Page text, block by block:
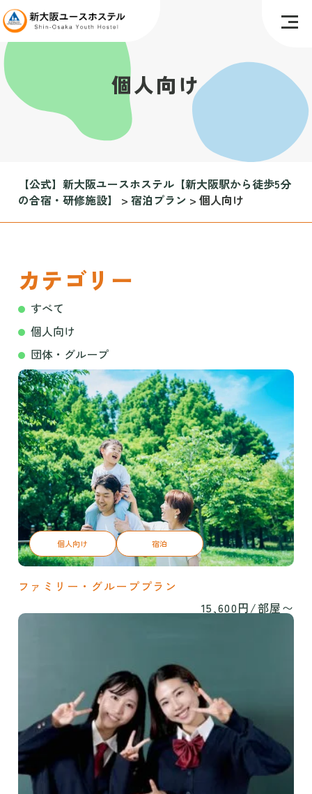
個人向け
【公式】新大阪ユースホステル【新大阪駅から徒歩5分
の合宿・研修施設】
> 宿泊プラン > 個人向け
カテゴリー
すべて
個人向け
団体・グループ
個人向け 宿泊
ファミリー・グループプラン
15,600円/部屋〜